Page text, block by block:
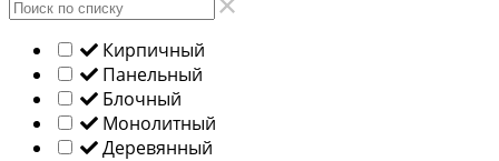
Кирпичный
Панельный
Блочный
Монолитный
Деревянный